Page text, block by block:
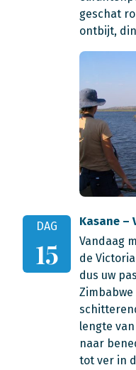
geschat
ontbijt,
DAG
15
Kasane –
Vandaag
de
dus uw
lengte
naar
tot ver in